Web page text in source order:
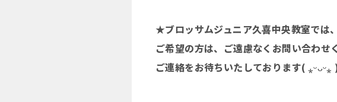
★ブロッサムジュニア久喜中央教室では
ご希望の方は、ご遠慮なくお問い合わ
ご連絡をお待ちいたしております( ⁎ᵕᴗᵕ⁎